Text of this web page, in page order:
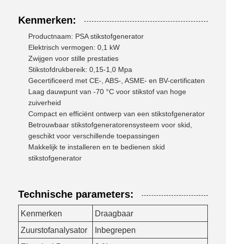
Kenmerken:
Productnaam: PSA stikstofgenerator
Elektrisch vermogen: 0,1 kW
Zwijgen voor stille prestaties
Stikstofdrukbereik: 0,15-1,0 Mpa
Gecertificeerd met CE-, ABS-, ASME- en BV-certificaten
Laag dauwpunt van -70 °C voor stikstof van hoge
zuiverheid
Compact en efficiënt ontwerp van een stikstofgenerator
Betrouwbaar stikstofgeneratorensysteem voor skid,
geschikt voor verschillende toepassingen
Makkelijk te installeren en te bedienen skid
stikstofgenerator
Technische parameters:
Kenmerken
Draagbaar
Zuurstofanalysator
Inbegrepen